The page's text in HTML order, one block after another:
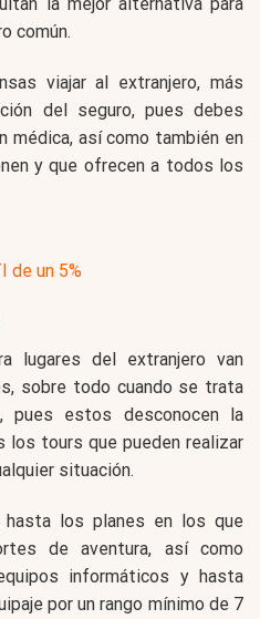
común.
viajar al extranjero, más
del seguro, pues debes
médica, así como también en
y que ofrecen a todos los
de un 5%
lugares del extranjero van
sobre todo cuando se trata
pues estos desconocen la
los tours que pueden realizar
situación.
los planes en los que
de aventura, así como
informáticos y hasta
por un rango mínimo de 7